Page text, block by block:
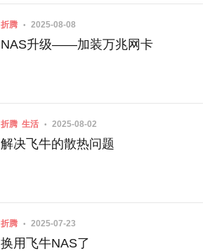
折腾 2025-08-08
NAS升级——加装万兆网卡
折腾 生活 2025-08-02
解决飞牛的散热问题
折腾 2025-07-23
换用飞牛NAS了